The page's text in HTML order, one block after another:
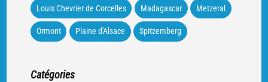
Louis Chevrier de Corcelles Madagascar Metzeral
Ormont Plaine d'Alsace Spitzemberg
Catégories